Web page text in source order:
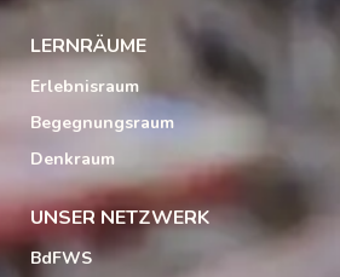
LERNRÄUME
Erlebnisraum
Begegnungsraum
Denkraum
UNSER NETZWERK
BdFWS